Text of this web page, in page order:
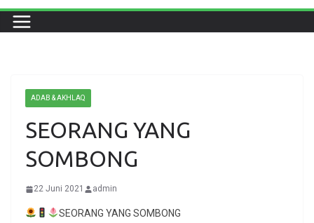
ADAB & AKHLAQ
SEORANG YANG
SOMBONG
22 Juni 2021 admin
SEORANG YANG SOMBONG